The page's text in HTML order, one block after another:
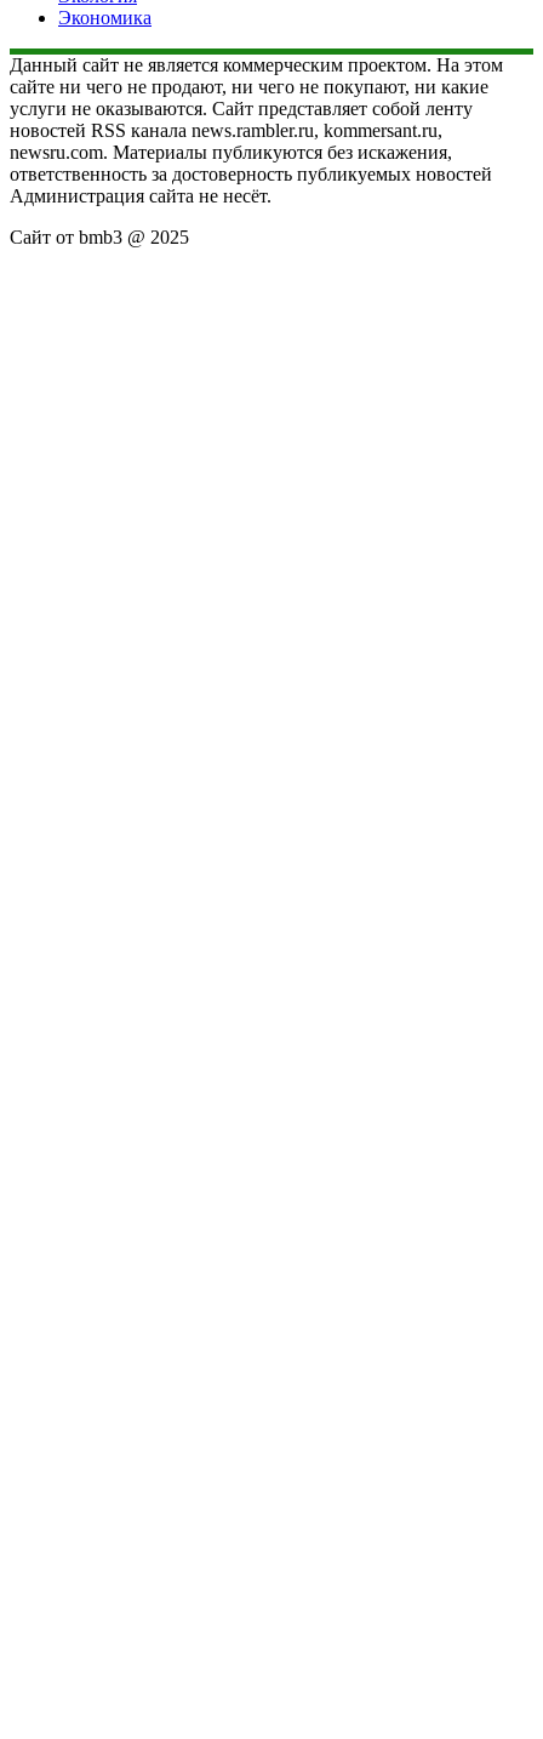
Экономика
Данный сайт не является коммерческим проектом. На этом
сайте ни чего не продают, ни чего не покупают, ни какие
услуги не оказываются. Сайт представляет собой ленту
новостей RSS канала news.rambler.ru, kommersant.ru,
newsru.com. Материалы публикуются без искажения,
ответственность за достоверность публикуемых новостей
Администрация сайта не несёт.
Сайт от bmb3 @ 2025